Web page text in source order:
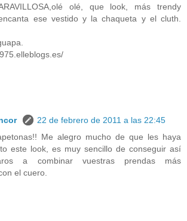
olé, que look, más trendy
ese vestido y la chaqueta y el cluth.
22 de febrero de 2011 a las 22:45
Me alegro mucho de que les haya
este look, es muy sencillo de conseguir así
a combinar vuestras prendas más
el cuero.